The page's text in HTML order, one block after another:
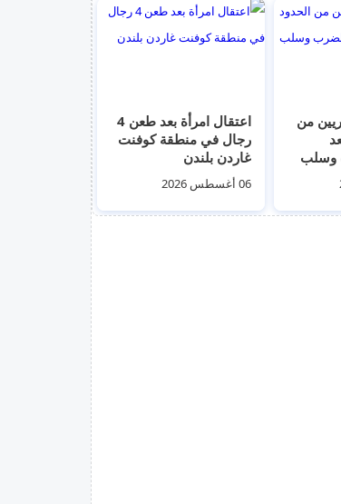
من
وسلب
اعتقال امرأة بعد طعن 4
رجال في منطقة كوفنت
غاردن بلندن
06 أغسطس 2026